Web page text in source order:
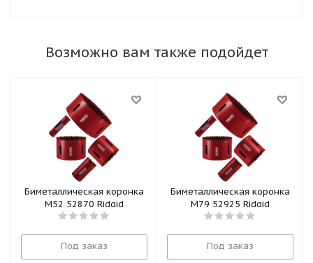
Возможно вам также подойдет
Биметаллическая коронка
М52 52870 Ridgid
Под заказ
Биметаллическая коронка
М79 52925 Ridgid
Под заказ